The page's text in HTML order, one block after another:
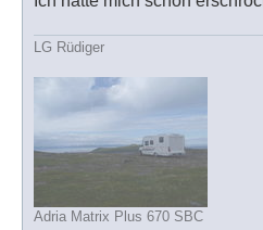
LG Rüdiger
Adria Matrix Plus 670 SBC